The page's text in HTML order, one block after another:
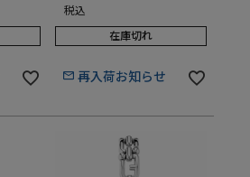
税込
在庫切れ
再入荷お知らせ